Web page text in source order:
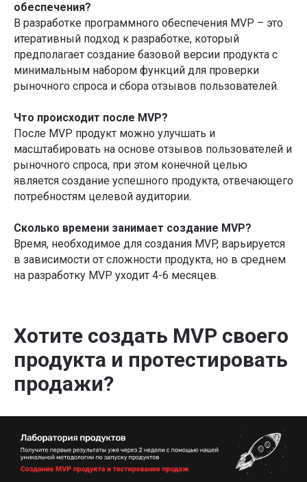
обеспечения?
В разработке программного обеспечения MVP – это
итеративный подход к разработке, который
предполагает создание базовой версии продукта с
минимальным набором функций для проверки
рыночного спроса и сбора отзывов пользователей.
Что происходит после MVP?
После MVP продукт можно улучшать и
масштабировать на основе отзывов пользователей и
рыночного спроса, при этом конечной целью
является создание успешного продукта, отвечающего
потребностям целевой аудитории.
Сколько времени занимает создание MVP?
Время, необходимое для создания MVP, варьируется
в зависимости от сложности продукта, но в среднем
на разработку MVP уходит 4-6 месяцев.
Хотите создать MVP своего
продукта и протестировать
продажи?